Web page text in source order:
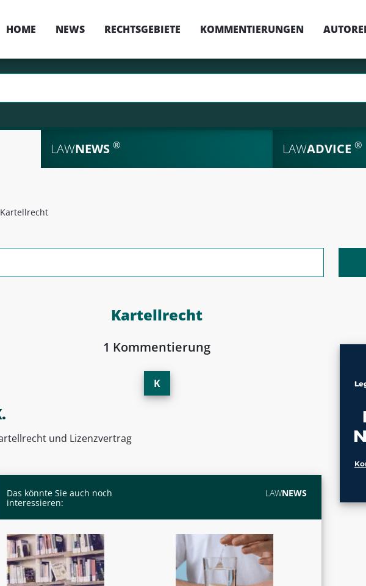
HOME NEWS RECHTSGEBIETE KOMMENTIERUNGEN
LAWNEWS ® LAWADVICE ®
Kartellrecht
Kartellrecht
1 Kommentierung
K
und Lizenzvertrag
Das könnte Sie auch noch
interessieren:
LAWNEWS